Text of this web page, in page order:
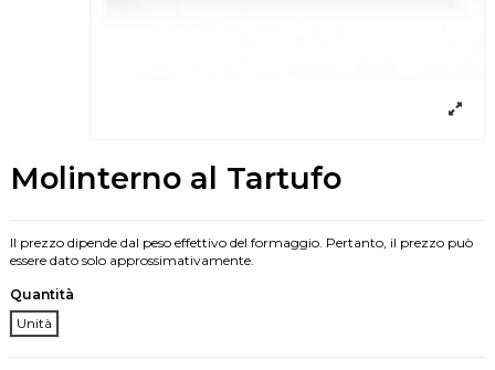
Molinterno al Tartufo
Il prezzo dipende dal peso effettivo del formaggio. Pertanto, il prezzo può
essere dato solo approssimativamente.
Quantità
Unità